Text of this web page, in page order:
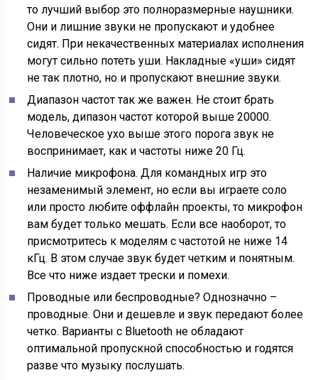
то лучший выбор это полноразмерные наушники.
Они и лишние звуки не пропускают и удобнее
сидят. При некачественных материалах исполнения
могут сильно потеть уши. Накладные «уши» сидят
не так плотно, но и пропускают внешние звуки.
Диапазон частот так же важен. Не стоит брать
модель, дипазон частот которой выше 20000.
Человеческое ухо выше этого порога звук не
воспринимает, как и частоты ниже 20 Гц.
Наличие микрофона. Для командных игр это
незаменимый элемент, но если вы играете соло
или просто любите оффлайн проекты, то микрофон
вам будет только мешать. Если все наоборот, то
присмотритесь к моделям с частотой не ниже 14
кГц. В этом случае звук будет четким и понятным.
Все что ниже издает трески и помехи.
Проводные или беспроводные? Однозначно –
проводные. Они и дешевле и звук передают более
четко. Варианты с Bluetooth не обладают
оптимальной пропускной способностью и годятся
разве что музыку послушать.